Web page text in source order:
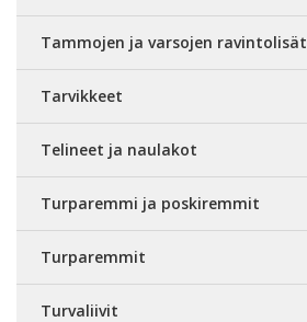
Tammojen ja varsojen ravintolisät
Tarvikkeet
Telineet ja naulakot
Turparemmi ja poskiremmit
Turparemmit
Turvaliivit